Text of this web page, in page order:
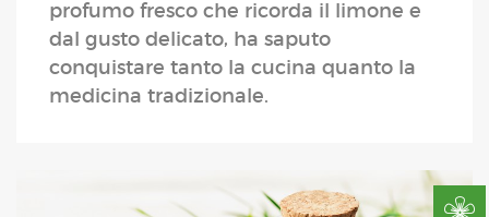
profumo fresco che ricorda il limone e
dal gusto delicato, ha saputo
conquistare tanto la cucina quanto la
medicina tradizionale.